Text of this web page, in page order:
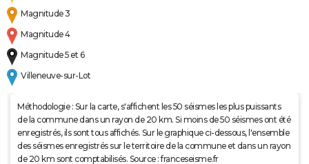
Coulées de
Boue
Inondations
et/ou
Boue
Inondations
et/ou
06/11/1982 10/11/1982 5 j Oui
Magnitude 3
Magnitude 4
Magnitude 5 et 6
Villeneuve-sur-Lot
Méthodologie : Sur la carte, s'affichent les 50 séismes les plus puissants
de la commune dans un rayon de 20 km. Si moins de 50 séismes ont été
enregistrés, ils sont tous affichés. Sur le graphique ci-dessous, l'ensemble
des séismes enregistrés sur le territoire de la commune et dans un rayon
de 20 km sont comptabilisés. Source : franceseisme.fr